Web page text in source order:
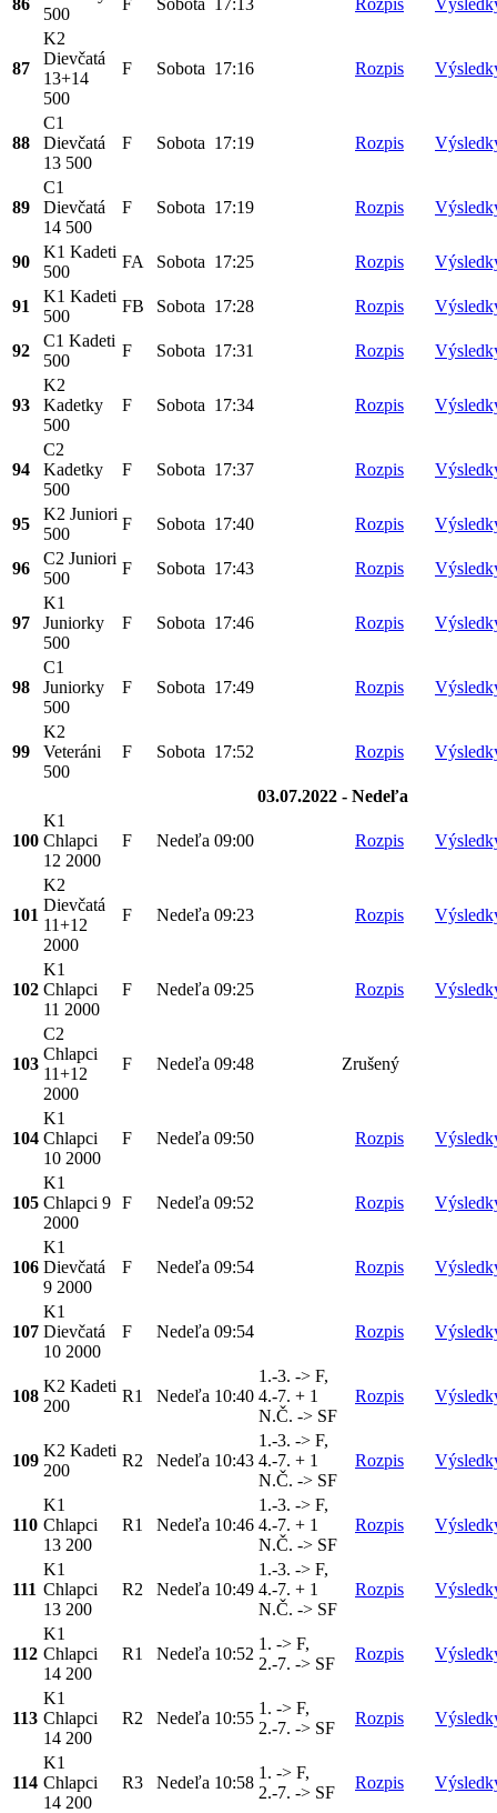
86
500
F Sobota 17:13 Rozpis
87
K2
Dievčatá
13+14
500
F Sobota 17:16 Rozpis
88
C1
Dievčatá
13 500
F Sobota 17:19 Rozpis
89
C1
Dievčatá
14 500
F Sobota 17:19 Rozpis
90
K1 Kadeti
500
FA Sobota 17:25 Rozpis
91
K1 Kadeti
500
FB Sobota 17:28 Rozpis
92
C1 Kadeti
500
F Sobota 17:31 Rozpis
93
K2
Kadetky
500
F Sobota 17:34 Rozpis
94
C2
Kadetky
500
F Sobota 17:37 Rozpis
95
K2 Juniori
500
F Sobota 17:40 Rozpis
96
C2 Juniori
500
F Sobota 17:43 Rozpis
97
K1
Juniorky
500
F Sobota 17:46 Rozpis
98
C1
Juniorky
500
F Sobota 17:49 Rozpis
99
K2
Veteráni
500
F Sobota 17:52 Rozpis
03.07.2022 - Nedeľa
100
K1
Chlapci
12 2000
F Nedeľa 09:00 Rozpis
101
K2
Dievčatá
11+12
2000
F Nedeľa 09:23 Rozpis
102
K1
Chlapci
11 2000
F Nedeľa 09:25 Rozpis
103
C2
Chlapci
11+12
2000
F Nedeľa 09:48 Zrušený
104
K1
Chlapci
10 2000
F Nedeľa 09:50 Rozpis
105
K1
Chlapci 9
2000
F Nedeľa 09:52 Rozpis
106
K1
Dievčatá
9 2000
F Nedeľa 09:54 Rozpis
107
K1
Dievčatá
10 2000
F Nedeľa 09:54 Rozpis
108
K2 Kadeti
200
R1 Nedeľa 10:40
1.-3. -> F,
4.-7. + 1
N.Č. -> SF
Rozpis
109
K2 Kadeti
200
R2 Nedeľa 10:43
1.-3. -> F,
4.-7. + 1
N.Č. -> SF
Rozpis
110
K1
Chlapci
13 200
R1 Nedeľa 10:46
1.-3. -> F,
4.-7. + 1
N.Č. -> SF
Rozpis
111
K1
Chlapci
13 200
R2 Nedeľa 10:49
1.-3. -> F,
4.-7. + 1
N.Č. -> SF
Rozpis
112
K1
Chlapci
14 200
R1 Nedeľa 10:52
1. -> F,
2.-7. -> SF
Rozpis
113
K1
Chlapci
14 200
R2 Nedeľa 10:55
1. -> F,
2.-7. -> SF
Rozpis
114
K1
Chlapci
14 200
R3 Nedeľa 10:58
1. -> F,
2.-7. -> SF
Rozpis